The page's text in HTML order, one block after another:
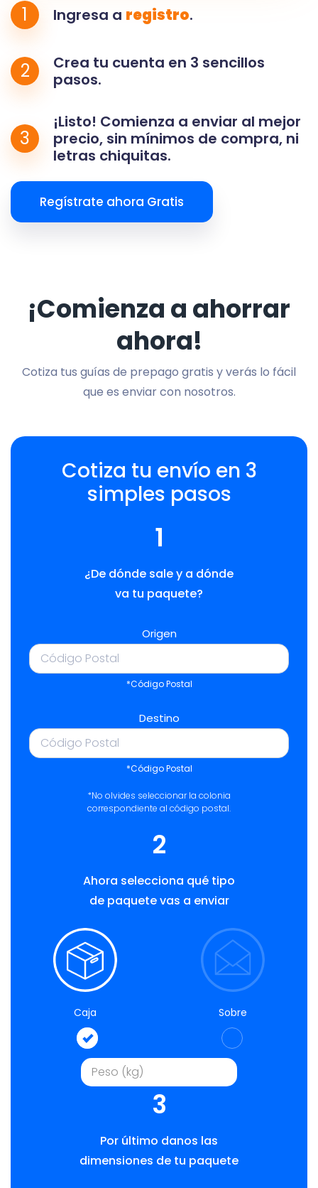
1 Ingresa a registro.
2
Crea tu cuenta en 3 sencillos
pasos.
3
¡Listo! Comienza a enviar al mejor
precio, sin mínimos de compra, ni
letras chiquitas.
Regístrate ahora Gratis
¡Comienza a ahorrar
ahora!
Cotiza tus guías de prepago gratis y verás lo fácil
que es enviar con nosotros.
Cotiza tu envío en 3
simples pasos
1
¿De dónde sale y a dónde
va tu paquete?
Origen
*Código Postal
Destino
*Código Postal
*No olvides seleccionar la colonia
correspondiente al código postal.
2
Ahora selecciona qué tipo
de paquete vas a enviar
Caja Sobre
3
Por último danos las
dimensiones de tu paquete